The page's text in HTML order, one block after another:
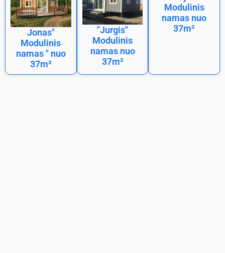
Jonas"
Modulinis
namas " nuo
37m²
"Jurgis"
Modulinis
namas nuo
37m²
Modulinis
namas nuo
37m²